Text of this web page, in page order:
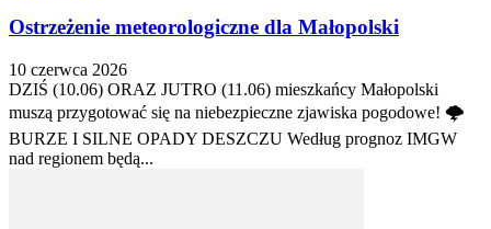
Ostrzeżenie meteorologiczne dla Małopolski
10 czerwca 2026
DZIŚ (10.06) ORAZ JUTRO (11.06) mieszkańcy Małopolski
muszą przygotować się na niebezpieczne zjawiska pogodowe! 🌩️
BURZE I SILNE OPADY DESZCZU Według prognoz IMGW
nad regionem będą...